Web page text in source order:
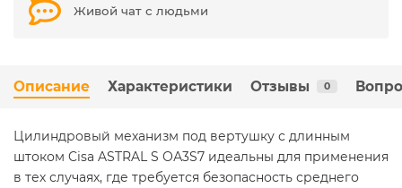
Живой чат с людьми
Описание Характеристики Отзывы 0
Цилиндровый механизм под вертушку с длинным
штоком Cisa ASTRAL S ОА3S7 идеальны для применения
в тех случаях, где требуется безопасность среднего